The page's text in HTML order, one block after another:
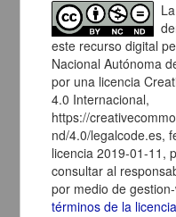
Correspondencia postal
este recurso digital
Nacional Autónoma
por una licencia
4.0 Internacional,
https://
nd/4.0/legalcode.es,
licencia 2019-01-11,
consultar al
por medio de
términos de la licencia